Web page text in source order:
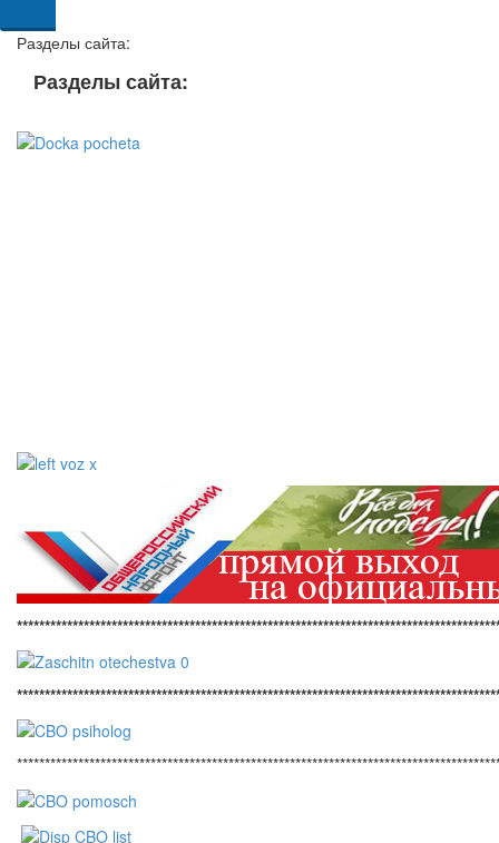
Разделы сайта:
Разделы сайта: